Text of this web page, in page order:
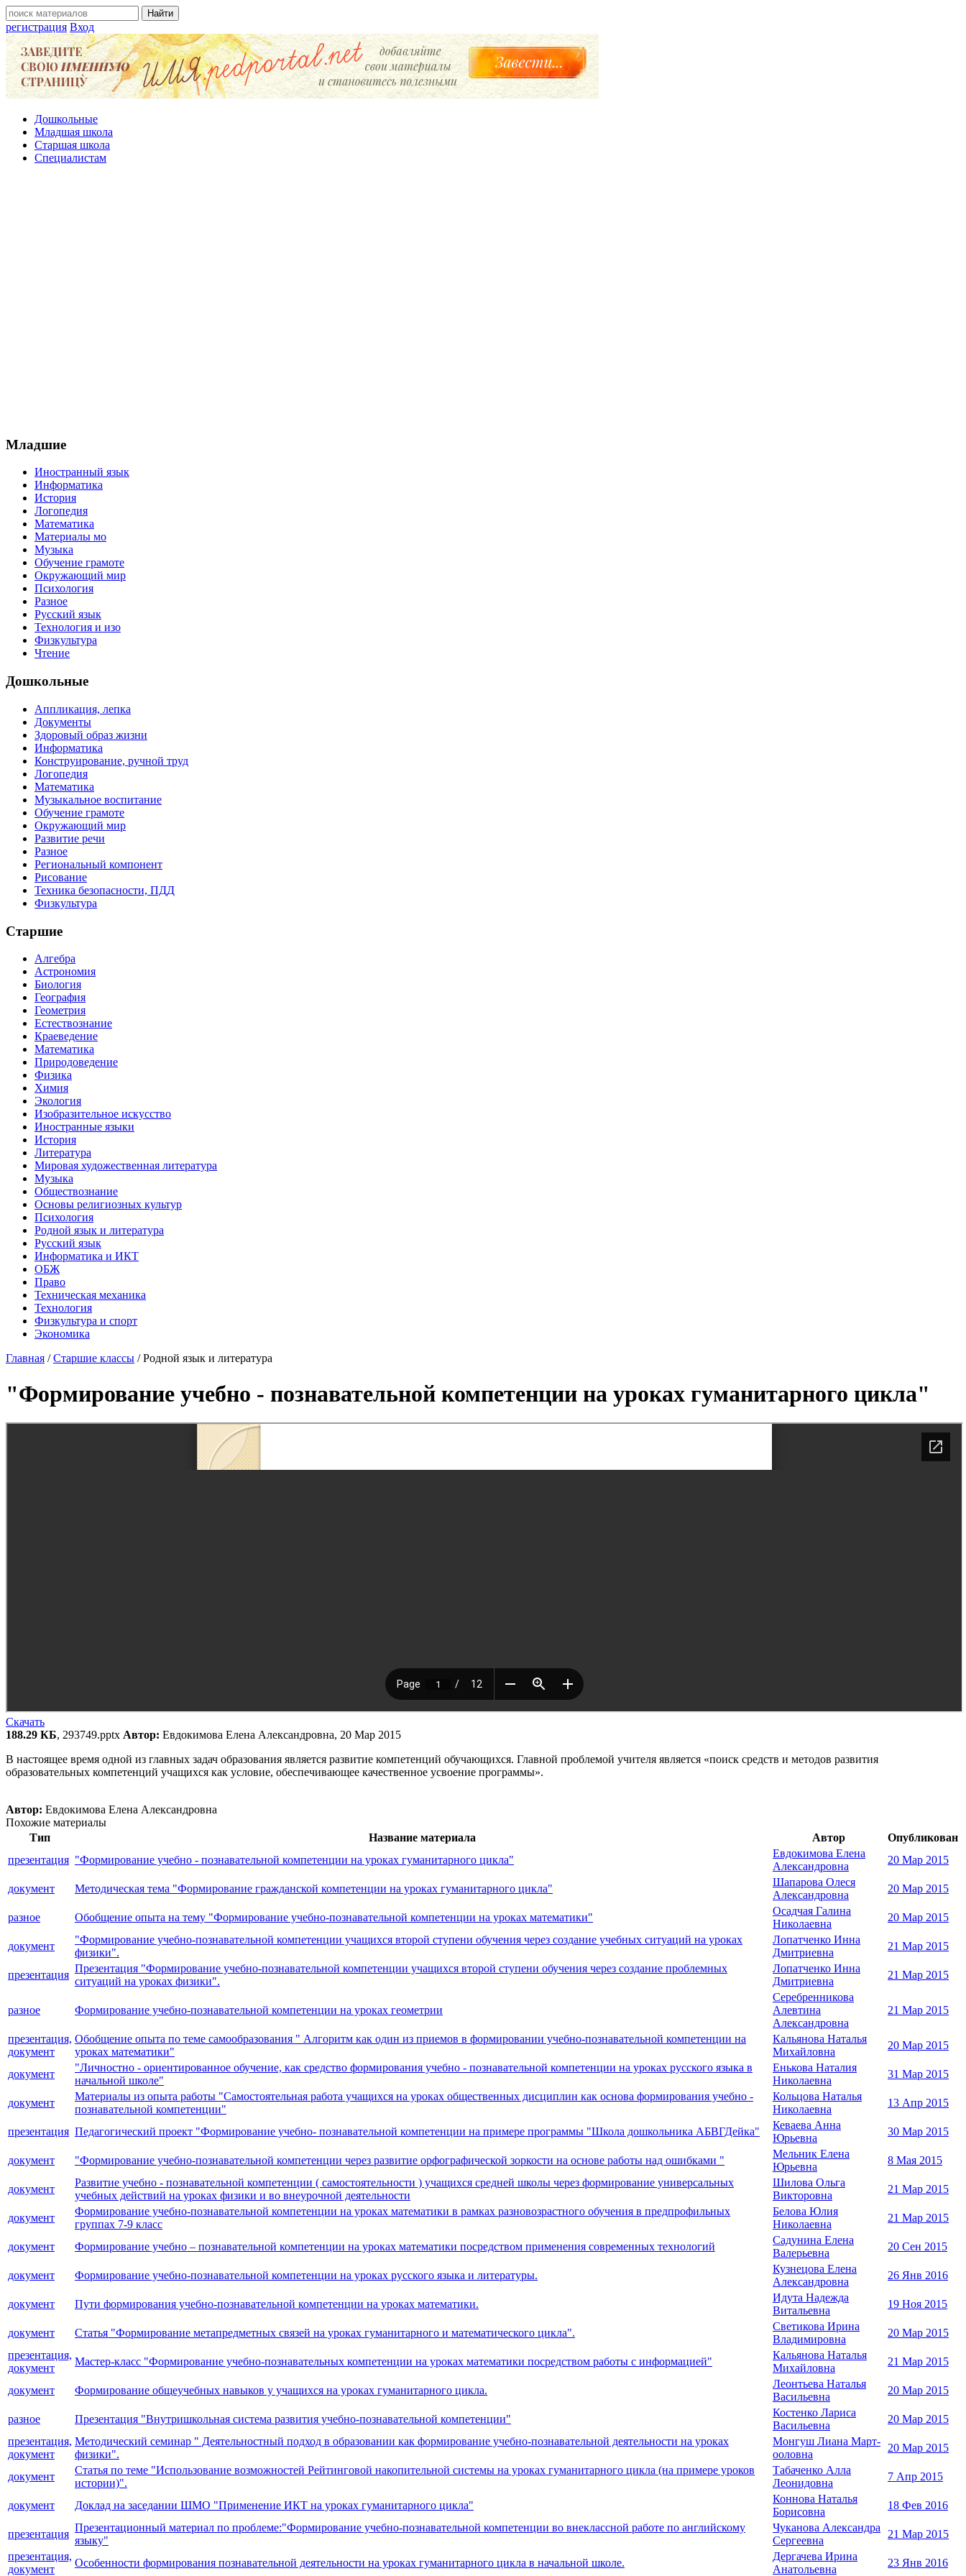
регистрация Вход
Дошкольные
Младшая школа
Старшая школа
Специалистам
Младшие
Иностранный язык
Информатика
История
Логопедия
Математика
Материалы мо
Музыка
Обучение грамоте
Окружающий мир
Психология
Разное
Русский язык
Технология и изо
Физкультура
Чтение
Дошкольные
Аппликация, лепка
Документы
Здоровый образ жизни
Информатика
Конструирование, ручной труд
Логопедия
Математика
Музыкальное воспитание
Обучение грамоте
Окружающий мир
Развитие речи
Разное
Региональный компонент
Рисование
Техника безопасности, ПДД
Физкультура
Старшие
Алгебра
Астрономия
Биология
География
Геометрия
Естествознание
Краеведение
Математика
Природоведение
Физика
Химия
Экология
Изобразительное искусство
Иностранные языки
История
Литература
Мировая художественная литература
Музыка
Обществознание
Основы религиозных культур
Психология
Родной язык и литература
Русский язык
Информатика и ИКТ
ОБЖ
Право
Техническая механика
Технология
Физкультура и спорт
Экономика
Главная /Старшие классы /Родной язык и литература
"Формирование учебно - познавательной компетенции на уроках гуманитарного цикла"
Скачать
188.29 КБ, 293749.pptx Автор: Евдокимова Елена Александровна, 20 Мар 2015
В настоящее время одной из главных задач образования является развитие компетенций обучающихся. Главной проблемой учителя является «поиск средств и методов развития
образовательных компетенций учащихся как условие, обеспечивающее качественное усвоение программы».
Автор: Евдокимова Елена Александровна
Похожие материалы
Тип
Название материала Автор
Опубликован
презентация "Формирование учебно - познавательной компетенции на уроках гуманитарного цикла"
Евдокимова Елена
Александровна
20 Мар 2015
документ Методическая тема "Формирование гражданской компетенции на уроках гуманитарного цикла"
Шапарова Олеся
Александровна
20 Мар 2015
разное Обобщение опыта на тему "Формирование учебно-познавательной компетенции на уроках математики"
Осадчая Галина
Николаевна
20 Мар 2015
документ
"Формирование учебно-познавательной компетенции учащихся второй ступени обучения через создание учебных ситуаций на уроках
физики".
Лопатченко Инна
Дмитриевна
21 Мар 2015
презентация
Презентация "Формирование учебно-познавательной компетенции учащихся второй ступени обучения через создание проблемных
ситуаций на уроках физики".
Лопатченко Инна
Дмитриевна
21 Мар 2015
разное Формирование учебно-познавательной компетенции на уроках геометрии
Серебренникова
Алевтина
Александровна
21 Мар 2015
презентация,
документ
Обобщение опыта по теме самообразования " Алгоритм как один из приемов в формировании учебно-познавательной компетенции на
уроках математики"
Кальянова Наталья
Михайловна
20 Мар 2015
документ
"Личностно - ориентированное обучение, как средство формирования учебно - познавательной компетенции на уроках русского языка в
начальной школе"
Енькова Наталия
Николаевна
31 Мар 2015
документ
Материалы из опыта работы "Самостоятельная работа учащихся на уроках общественных дисциплин как основа формирования учебно -
познавательной компетенции"
Кольцова Наталья
Николаевна
13 Апр 2015
презентация Педагогический проект "Формирование учебно- познавательной компетенции на примере программы "Школа дошкольника АБВГДейка"
Кеваева Анна
Юрьевна
30 Мар 2015
документ "Формирование учебно-познавательной компетенции через развитие орфографической зоркости на основе работы над ошибками "
Мельник Елена
Юрьевна
8 Мая 2015
документ
Развитие учебно - познавательной компетенции ( самостоятельности ) учащихся средней школы через формирование универсальных
учебных действий на уроках физики и во внеурочной деятельности
Шилова Ольга
Викторовна
21 Мар 2015
документ
Формирование учебно-познавательной компетенции на уроках математики в рамках разновозрастного обучения в предпрофильных
группах 7-9 класс
Белова Юлия
Николаевна
21 Мар 2015
документ Формирование учебно – познавательной компетенции на уроках математики посредством применения современных технологий
Садунина Елена
Валерьевна
20 Сен 2015
документ Формирование учебно-познавательной компетенции на уроках русского языка и литературы.
Кузнецова Елена
Александровна
26 Янв 2016
документ Пути формирования учебно-познавательной компетенции на уроках математики.
Идута Надежда
Витальевна
19 Ноя 2015
документ Статья "Формирование метапредметных связей на уроках гуманитарного и математического цикла".
Светикова Ирина
Владимировна
20 Мар 2015
презентация,
документ
Мастер-класс "Формирование учебно-познавательных компетенции на уроках математики посредством работы с информацией"
Кальянова Наталья
Михайловна
21 Мар 2015
документ Формирование общеучебных навыков у учащихся на уроках гуманитарного цикла.
Леонтьева Наталья
Васильевна
20 Мар 2015
разное Презентация "Внутришкольная система развития учебно-познавательной компетенции"
Костенко Лариса
Васильевна
20 Мар 2015
презентация,
документ
Методический семинар " Деятельностный подход в образовании как формирование учебно-познавательной деятельности на уроках
физики".
Монгуш Лиана Март-
ооловна
20 Мар 2015
документ
Статья по теме "Использование возможностей Рейтинговой накопительной системы на уроках гуманитарного цикла (на примере уроков
истории)".
Табаченко Алла
Леонидовна
7 Апр 2015
документ Доклад на заседании ШМО "Применение ИКТ на уроках гуманитарного цикла"
Коннова Наталья
Борисовна
18 Фев 2016
презентация
Презентационный материал по проблеме:"Формирование учебно-познавательной компетенции во внеклассной работе по английскому
языку"
Чуканова Александра
Сергеевна
21 Мар 2015
презентация,
документ
Особенности формирования познавательной деятельности на уроках гуманитарного цикла в начальной школе.
Дергачева Ирина
Анатольевна
23 Янв 2016